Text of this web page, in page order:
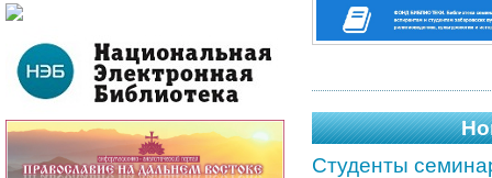
Студенты